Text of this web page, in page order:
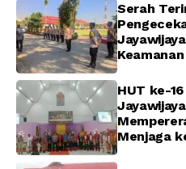
Serah
HUT ke-
Menjaga